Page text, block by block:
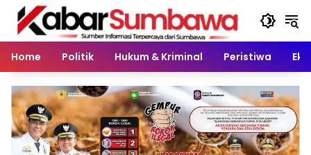
Langsung
konten
Home
Politik Hukum & Kriminal Peristiwa